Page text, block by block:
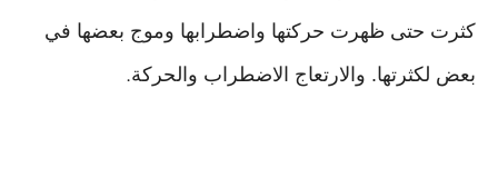
كثرت حتى ظهرت حركتها واضطرابها وموج بعضها في
بعض لكثرتها. والارتعاج الاضطراب والحركة.